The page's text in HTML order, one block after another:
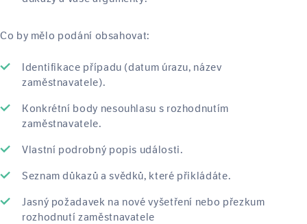
Co by mělo podání obsahovat:
Identifikace případu (datum úrazu, název
zaměstnavatele).
Konkrétní body nesouhlasu s rozhodnutím
zaměstnavatele.
Vlastní podrobný popis události.
Seznam důkazů a svědků, které přikládáte.
Jasný požadavek na nové vyšetření nebo přezkum
rozhodnutí zaměstnavatele